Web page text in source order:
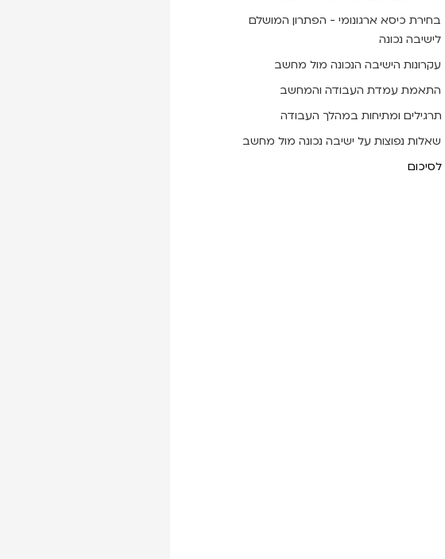
בחירת כיסא ארגונומי - הפתרון המושלם
לישיבה נכונה
עקרונות הישיבה הנכונה מול מחשב
התאמת עמדת העבודה והמחשב
תרגילים ומתיחות במהלך העבודה
שאלות נפוצות על ישיבה נכונה מול מחשב
לסיכום